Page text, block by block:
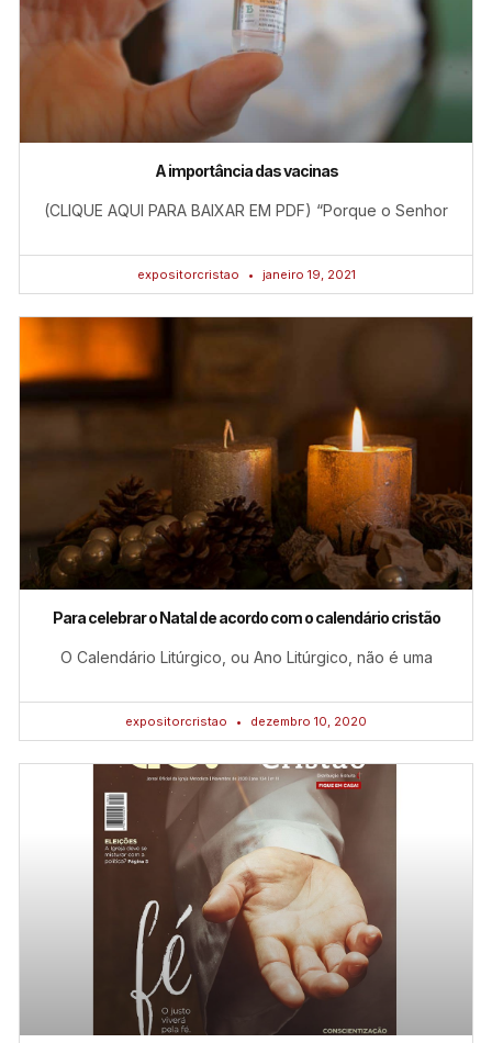
A importância das vacinas
(CLIQUE AQUI PARA BAIXAR EM PDF) “Porque o Senhor
expositorcristao janeiro 19, 2021
Para celebrar o Natal de acordo com o calendário cristão
O Calendário Litúrgico, ou Ano Litúrgico, não é uma
expositorcristao dezembro 10, 2020